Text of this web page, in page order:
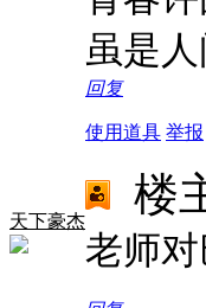
虽是
回复
使用道具 举报
天下豪杰
楼
老师